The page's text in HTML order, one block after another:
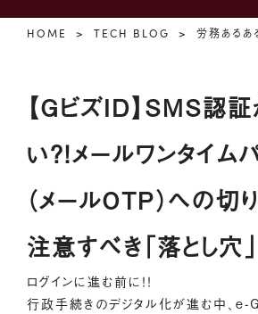
HOME TECH BLOG 労務あるあ
【GビズID】SMS認
い？！メールワンタイム
（メールOTP）への切
注意すべき「落とし穴」
ログインに進む前に！！
行政手続きのデジタル化が進む中、